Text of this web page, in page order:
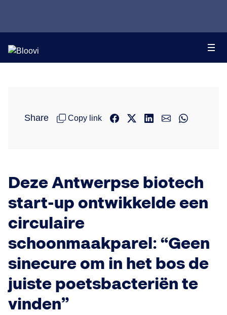
Share Copy link
Deze Antwerpse biotech
start-up ontwikkelde een
circulaire
schoonmaakparel: “Geen
sinecure om in het bos de
juiste poetsbacteriën te
vinden”